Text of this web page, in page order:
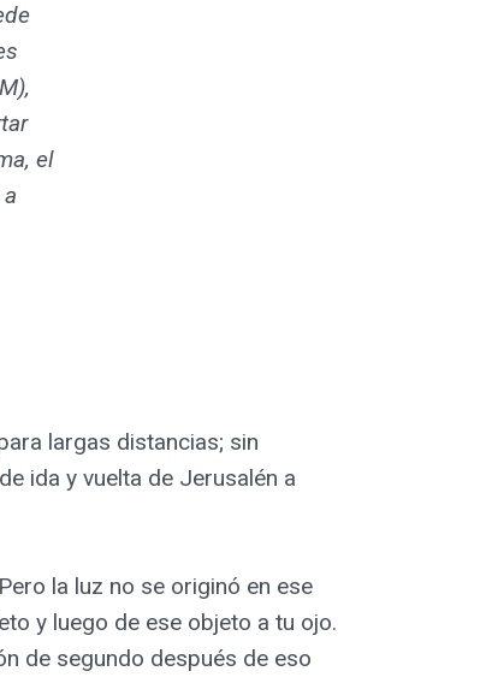
el
largas distancias; sin
ida y vuelta de Jerusalén a
la luz no se originó en ese
y luego de ese objeto a tu ojo.
de segundo después de eso